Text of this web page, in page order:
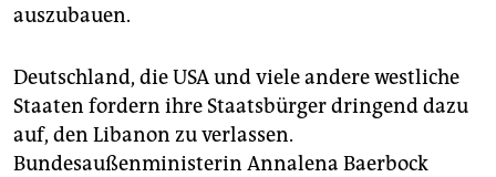
auszubauen.
Deutschland, die USA und viele andere westliche
Staaten fordern ihre Staatsbürger dringend dazu
auf, den Libanon zu verlassen.
Bundesaußenministerin Annalena Baerbock